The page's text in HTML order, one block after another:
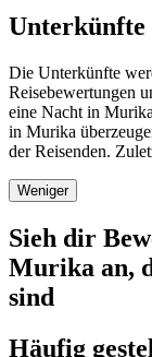
Die Unterkünfte
Reisebewertungen
eine Nacht in
in Murika
der Reisenden.
Weniger
Sieh dir
Murika an,
sind
Häufig